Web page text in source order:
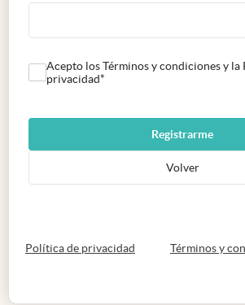
Acepto los Términos y condiciones y la
privacidad*
Registrarme
Volver
Política de privacidad abre en nueva pestaña
Términos y